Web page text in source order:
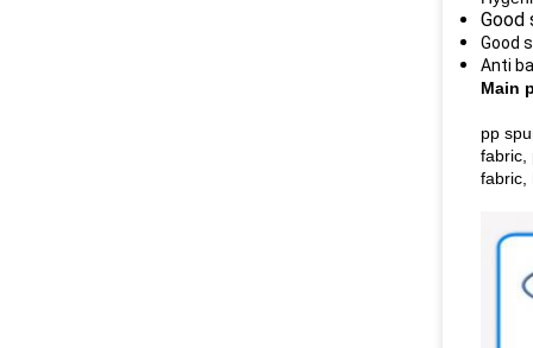
Good
Good
Anti
Main
pp
fabric,
fabric,